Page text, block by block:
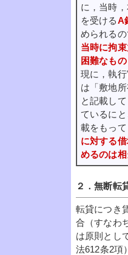
に，当時
を受けるA
められる
当時に拘
困難なも
現に，執
は「敷地
と記載し
ているに
載をもっ
に対する
めるのは
２．無断転
転貸につき
合（すなわ
は原則とし
法612条2項